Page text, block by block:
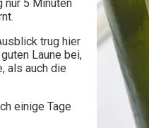
nur 5 Minuten
trug hier
Laune bei,
als auch die
einige Tage